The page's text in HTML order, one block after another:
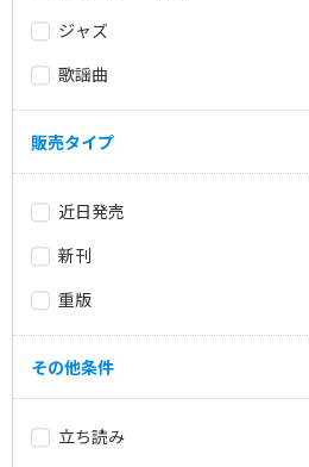
ジャズ
歌謡曲
販売タイプ
近日発売
新刊
重版
その他条件
立ち読み